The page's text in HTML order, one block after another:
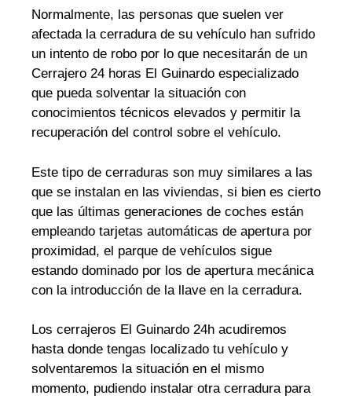
Normalmente, las personas que suelen ver
afectada la cerradura de su vehículo han sufrido
un intento de robo por lo que necesitarán de un
Cerrajero 24 horas El Guinardo especializado
que pueda solventar la situación con
conocimientos técnicos elevados y permitir la
recuperación del control sobre el vehículo.
Este tipo de cerraduras son muy similares a las
que se instalan en las viviendas, si bien es cierto
que las últimas generaciones de coches están
empleando tarjetas automáticas de apertura por
proximidad, el parque de vehículos sigue
estando dominado por los de apertura mecánica
con la introducción de la llave en la cerradura.
Los cerrajeros El Guinardo 24h acudiremos
hasta donde tengas localizado tu vehículo y
solventaremos la situación en el mismo
momento, pudiendo instalar otra cerradura para